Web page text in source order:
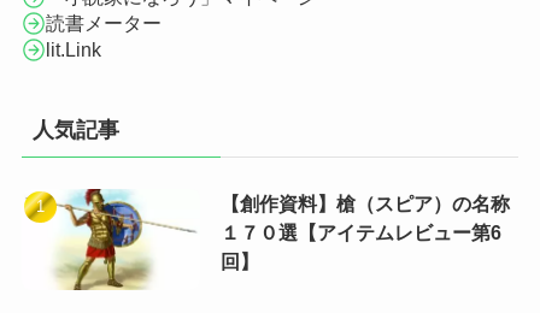
読書メーター
lit.Link
人気記事
【創作資料】槍（スピア）の名称
１７０選【アイテムレビュー第6
回】